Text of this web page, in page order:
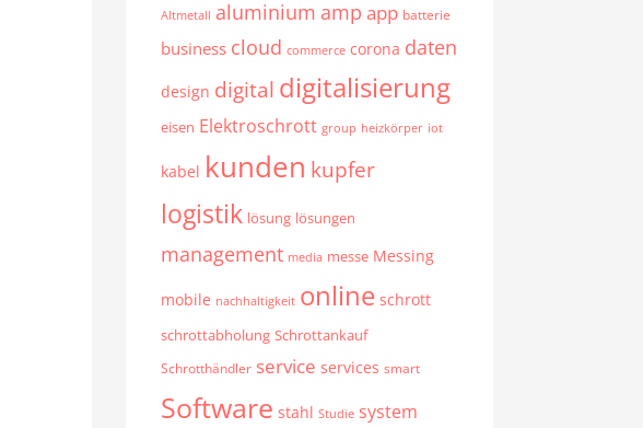
Altmetall aluminium amp app batterie
business cloud commerce corona daten
design digital digitalisierung
eisen Elektroschrott group heizkörper iot
kabel kunden kupfer
logistik lösung lösungen
management media messe Messing
mobile nachhaltigkeit online schrott
schrottabholung Schrottankauf
Schrotthändler service services smart
Software stahl Studie system